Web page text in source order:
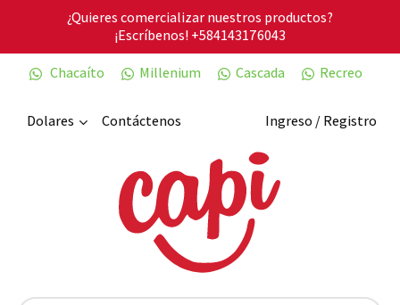
¿Quieres comercializar nuestros productos?
¡Escríbenos!+584143176043
Chacaíto
Millenium Cascada Recreo
Dolares Ingreso / Registro
Contáctenos